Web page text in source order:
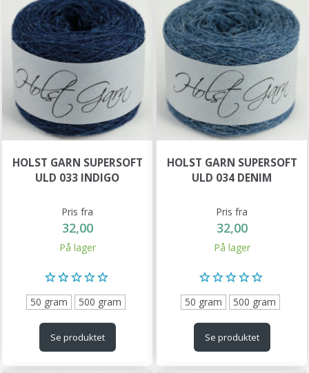
HOLST GARN SUPERSOFT
ULD 033 INDIGO
Pris fra
32,00
På lager
50 gram 500 gram
Se produktet
HOLST GARN SUPERSOFT
ULD 034 DENIM
Pris fra
32,00
På lager
50 gram 500 gram
Se produktet